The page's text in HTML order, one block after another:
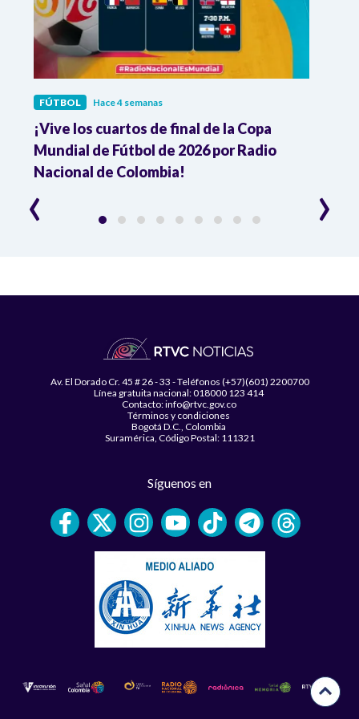
FÚTBOL Hace 4 semanas
¡Vive los cuartos de final de la Copa
Mundial de Fútbol de 2026 por Radio
Nacional de Colombia!
‹ ›
Av. El Dorado Cr. 45 # 26 - 33 - Teléfonos (+57)(601) 2200700
Línea gratuita nacional: 018000 123 414
Contacto: info@rtvc.gov.co
Términos y condiciones
Bogotá D.C., Colombia
Suramérica, Código Postal: 111321
Síguenos en